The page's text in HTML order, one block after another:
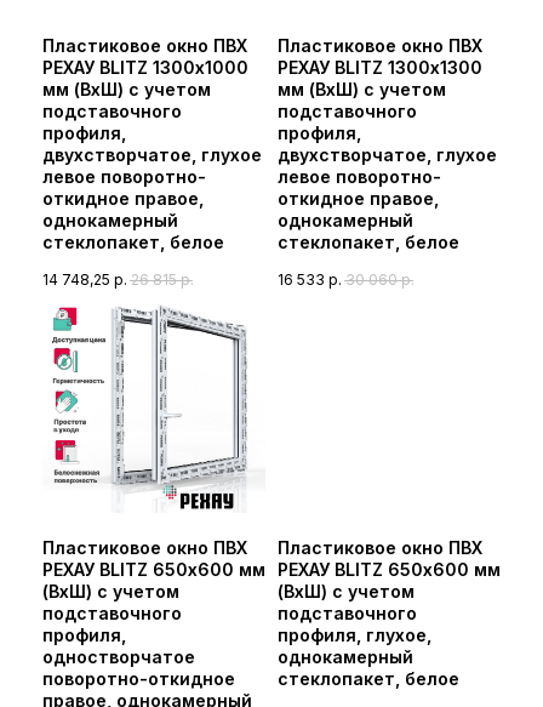
Пластиковое окно ПВХ
РЕХАУ BLITZ 1300х1000
мм (ВхШ) с учетом
подставочного
профиля,
двухстворчатое, глухое
левое поворотно-
откидное правое,
однокамерный
стеклопакет, белое
14 748,25 р. 26 815 р.
Пластиковое окно ПВХ
РЕХАУ BLITZ 1300х1300
мм (ВхШ) с учетом
подставочного
профиля,
двухстворчатое, глухое
левое поворотно-
откидное правое,
однокамерный
стеклопакет, белое
16 533 р. 30 060 р.
Пластиковое окно ПВХ
РЕХАУ BLITZ 650х600 мм
(ВхШ) с учетом
подставочного
профиля,
одностворчатое
поворотно-откидное
правое, однокамерный
Пластиковое окно ПВХ
РЕХАУ BLITZ 650х600 мм
(ВхШ) с учетом
подставочного
профиля, глухое,
однокамерный
стеклопакет, белое